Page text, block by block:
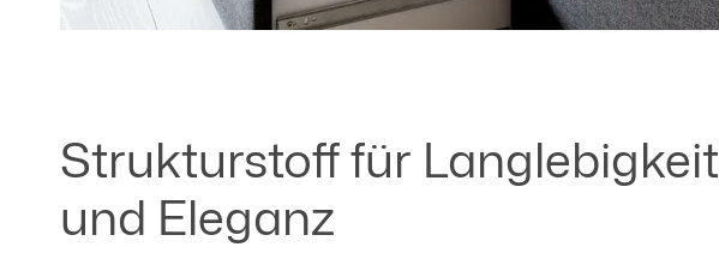
Strukturstoff für Langlebigkeit
und Eleganz